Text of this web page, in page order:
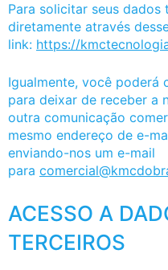
Para solicitar seus
diretamente através
link: https://
Igualmente, você poderá
para deixar de receber a
outra comunicação
mesmo endereço de e-
enviando-nos um e-mail
para
ACESSO A
TERCEIROS